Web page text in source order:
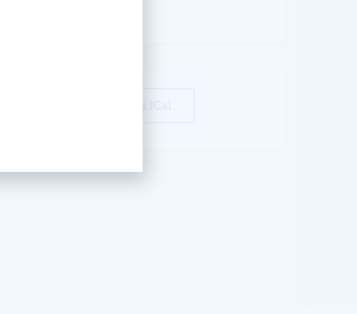
+ Exporter vers iCal